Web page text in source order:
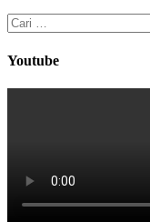
Cari
untuk:
Youtube